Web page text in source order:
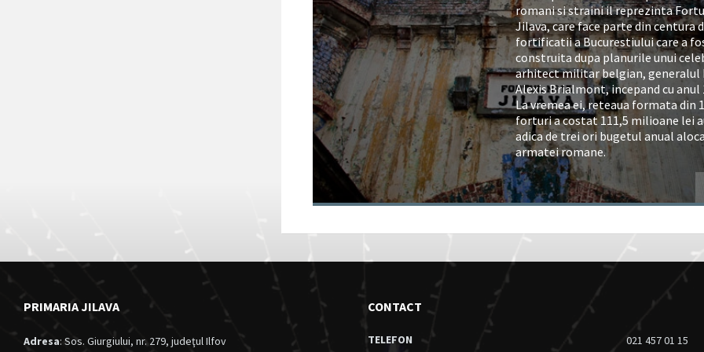
romani si straini il reprezinta
Jilava, care face parte din centura
fortificatii a Bucurestiului care a
construita dupa planurile unui
arhitect militar belgian, generalul
Alexis Brialmont, incepand cu anul
La vremea ei, reteaua formata din
forturi a costat 111,5 milioane lei
adica de trei ori bugetul anual
armatei romane.
PRIMARIA JILAVA
Adresa: Sos. Giurgiului, nr. 279, judeţul Ilfov
CONTACT
TELEFON 021 457 01 15